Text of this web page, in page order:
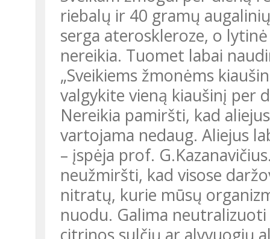
riebalų ir 40 gramų
serga ateroskleroze, o
nereikia. Tuomet labai
„Sveikiems žmonėms kiaušinių baimė nėra pagrįsta; jei tinka,
valgykite vieną kiaušinį per
Nereikia pamiršti, kad
vartojama nedaug. Aliejus
– įspėja prof.
neužmiršti, kad visose
nitratų, kurie mūsų
nuodu. Galima
citrinos sulčių ar alyvuogių